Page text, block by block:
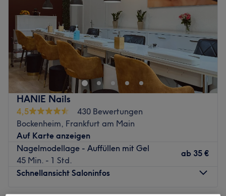
HANIE Nails
4,5
430 Bewertungen
Bockenheim, Frankfurt am Main
Auf Karte anzeigen
Nagelmodellage - Auffüllen mit Gel
45 Min. - 1 Std.
ab 35 €
Schnellansicht Saloninfos